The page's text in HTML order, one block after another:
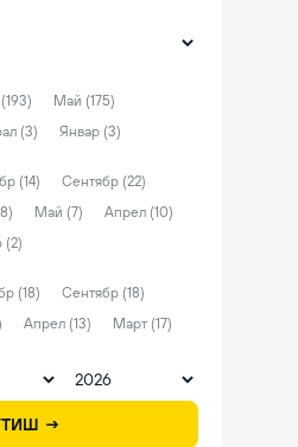
Май (175)
(3)
Январ (3)
(14)
Сентябр (22)
Май (7)
Апрел (10)
(2)
(18)
Сентябр (18)
Апрел (13)
Март (17)
→